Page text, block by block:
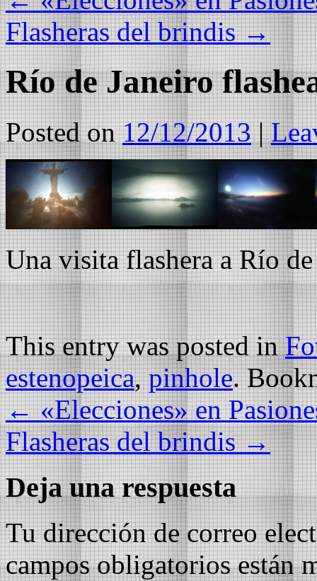
Flasheras del brindis→
Río de Janeiro
Posted on 12/12/2013 |
Una visita flashera a Río
This entry was posted in
estenopeica,pinhole.
←«Elecciones» en
Flasheras del brindis→
Deja una respuesta
Tu dirección de correo
campos obligatorios están